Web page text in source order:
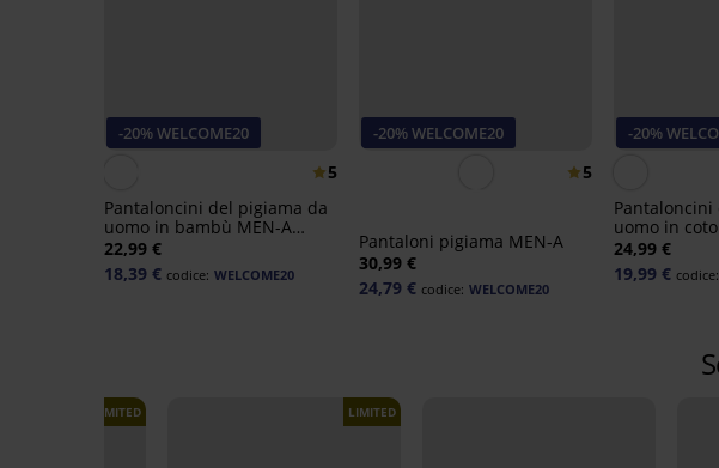
-20% WELCOME20
5
Pantaloncini del pigiama da
uomo in bambù MEN-A
Joseph
22,99 €
18,39 € codice: WELCOME20
-20% WELCOME20
5
Pantaloni pigiama MEN-A
30,99 €
24,79 € codice: WELCOME20
-20%
uomo in
24,99 €
19,99 € codice:
LIMITED LIMITED